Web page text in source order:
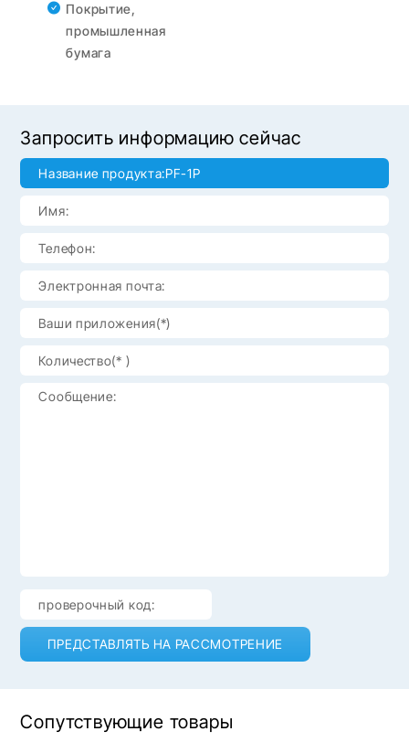
Покрытие,
промышленная
бумага
Запросить информацию сейчас
ПРЕДСТАВЛЯТЬ НА РАССМОТРЕНИЕ
Сопутствующие товары